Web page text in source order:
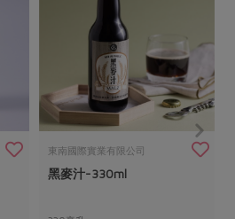
東南國際實業有限公司
黑麥汁-330ml